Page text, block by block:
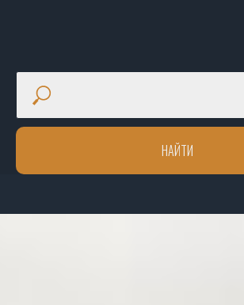
НАЙТИ